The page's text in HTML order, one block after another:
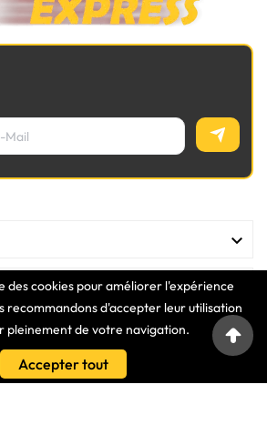
des cookies pour améliorer l'expérience
recommandons d'accepter leur utilisation
pleinement de votre navigation.
Accepter tout



